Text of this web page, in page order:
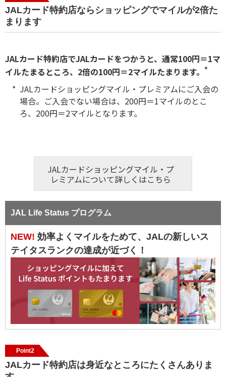
JALカード特約店ならショッピングでマイルが2倍た
まります
JALカード特約店でJALカードをつかうと、通常100円＝1マ
イルたまるところ、2倍の100円＝2マイルたまります。 *
JALカードショッピングマイル・プレミアムにご入会の
場合。ご入会でない場合は、200円＝1マイルのとこ
ろ、200円＝2マイルとなります。
JALカードショッピングマイル・プ
レミアムについて詳しくはこちら
JAL Life Status プログラム
NEW! 効率よくマイルをためて、JALの新しいス
テイタスランクの達成が近づく！
Point2
JALカード特約店は身近なところにたくさんありま